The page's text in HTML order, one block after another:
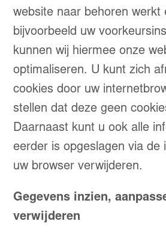
website naar behoren werkt
bijvoorbeeld uw
kunnen wij hiermee onze
optimaliseren. U kunt zich
cookies door uw
stellen dat deze geen
Daarnaast kunt u ook alle
eerder is opgeslagen via de
uw browser verwijderen.
Gegevens inzien,
verwijderen